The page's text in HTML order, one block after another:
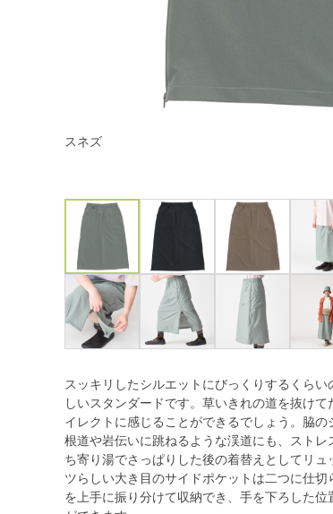
スネズ
スッキリしたシルエットにびっくりするくら
しいスタンダードです。草いきれの道を抜け
イレクトに感じることができるでしょう。脇
根道や岩伝いに跳ねるような渓道にも、スト
ち寄り湯でさっぱりした後の着替えとしてリ
ツらしい大き目のサイドポケットは二つに仕
を上手に振り分けて収納でき、手を下ろした